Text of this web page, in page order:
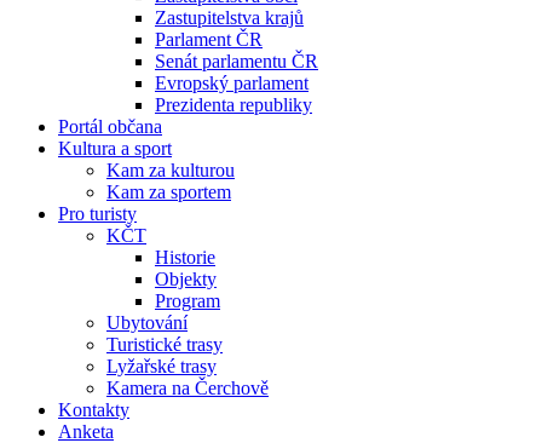
Zastupitelstva krajů
Parlament ČR
Senát parlamentu ČR
Evropský parlament
Prezidenta republiky
Portál občana
Kultura a sport
Kam za kulturou
Kam za sportem
Pro turisty
KČT
Historie
Objekty
Program
Ubytování
Turistické trasy
Lyžařské trasy
Kamera na Čerchově
Kontakty
Anketa